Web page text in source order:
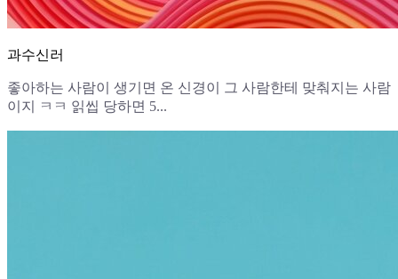
과수신러
좋아하는 사람이 생기면 온 신경이 그 사람한테 맞춰지는 사람
이지 ㅋㅋ 읽씹 당하면 5...